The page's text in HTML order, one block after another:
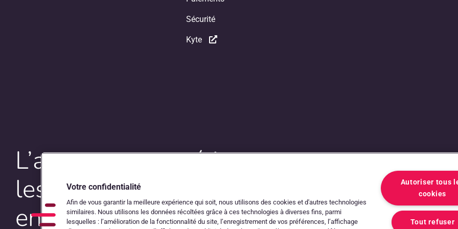
Sécurité
Kyte
L’autoroute numérique entre
les comptables et les
entrepreneurs
Votre confidentialité
Afin de vous garantir la meilleure expérience qui soit, nous utilisons des cookies et d'autres technologies
similaires. Nous utilisons les données récoltées grâce à ces technologies à diverses fins, parmi
lesquelles : l’amélioration de la fonctionnalité du site, l’enregistrement de vos préférences, l’affichage
Autoriser tous
cookies
Tout refuser